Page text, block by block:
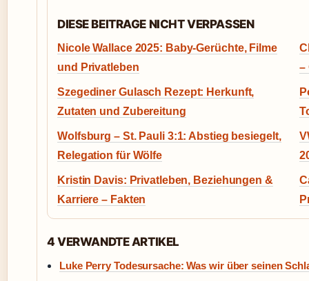
DIESE BEITRAGE NICHT VERPASSEN
Nicole Wallace 2025: Baby-Gerüchte, Filme
und Privatleben
–
Szegediner Gulasch Rezept: Herkunft,
Zutaten und Zubereitung
Wolfsburg – St. Pauli 3:1: Abstieg besiegelt,
Relegation für Wölfe
Kristin Davis: Privatleben, Beziehungen &
Karriere – Fakten
4 VERWANDTE ARTIKEL
Luke Perry Todesursache: Was wir über seinen